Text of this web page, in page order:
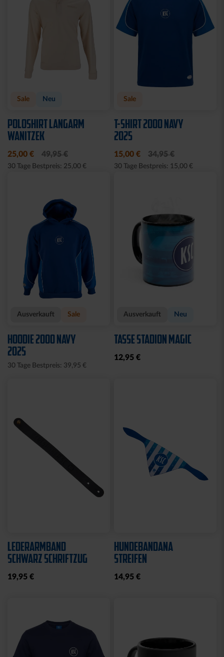
Sale Neu
POLOSHIRT LANGARM
WANITZEK
25,00 € 49,95 €
30 Tage Bestpreis: 25,00 €
Sale
T-SHIRT 2000 NAVY
2025
15,00 € 34,95 €
30 Tage Bestpreis: 15,00 €
Ausverkauft Sale
HOODIE 2000 NAVY
2025
30 Tage Bestpreis: 39,95 €
Ausverkauft Neu
TASSE STADION MAGIC
12,95 €
LEDERARMBAND
SCHWARZ SCHRIFTZUG
19,95 €
HUNDEBANDANA
STREIFEN
14,95 €